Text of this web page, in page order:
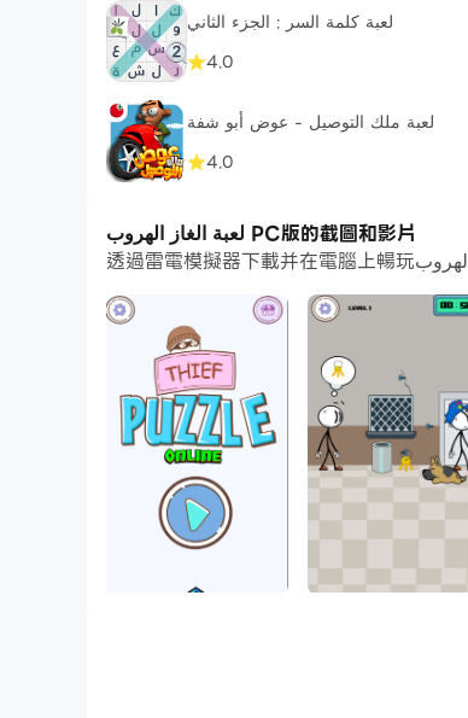
لعبة كلمة السر : الجزء الثاني
4.0
لعبة ملك التوصيل - عوض أبو شفة
4.0
لعبة الغاز الهروب PC版的截圖和影片